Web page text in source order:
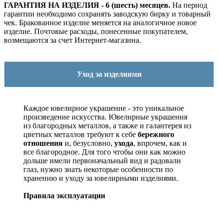
ГАРАНТИЯ НА ИЗДЕЛИЯ - 6 (шесть) месяцев. На период
гарантии необходимо сохранять заводскую бирку и товарный
чек. Бракованное изделие меняется на аналогичное новое
изделие. Почтовые расходы, понесенные покупателем,
возмещаются за счет Интернет-магазина.
Уход за изделиями
Каждое ювелирное украшение - это уникальное
произведение искусства. Ювелирные украшения
из благородных металлов, а также и галантерея из
цветных металлов требуют к себе бережного
отношения и, безусловно, ухода, впрочем, как и
все благородное. Для того чтобы они как можно
дольше имели первоначальный вид и радовали
глаз, нужно знать некоторые особенности по
хранению и уходу за ювелирными изделиями.
Правила эксплуатации